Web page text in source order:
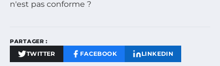
n'est pas conforme ?
PARTAGER :
TWITTER FACEBOOK LINKEDIN